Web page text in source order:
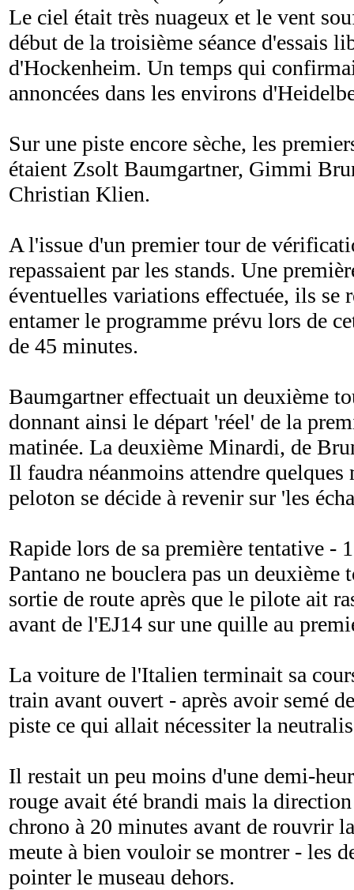
Le ciel était très nuageux et le vent
début de la troisième séance d'essais
d'Hockenheim. Un temps qui
annoncées dans les environs
Sur une piste encore sèche, les
étaient Zsolt Baumgartner, Gimmi
Christian Klien.
A l'issue d'un premier tour de
repassaient par les stands. Une
éventuelles variations effectuée, ils se
entamer le programme prévu lors de
de 45 minutes.
Baumgartner effectuait un deuxième
donnant ainsi le départ 'réel' de la
matinée. La deuxième Minardi, de
Il faudra néanmoins attendre
peloton se décide à revenir sur 'les
Rapide lors de sa première tentative -
Pantano ne bouclera pas un deuxième
sortie de route après que le pilote ait
avant de l'EJ14 sur une quille au
La voiture de l'Italien terminait sa
train avant ouvert - après avoir semé
piste ce qui allait nécessiter la
Il restait un peu moins d'une demi-
rouge avait été brandi mais la
chrono à 20 minutes avant de rouvrir
meute à bien vouloir se montrer - les
pointer le museau dehors.